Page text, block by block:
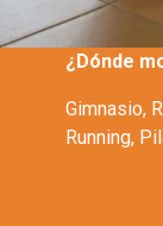
¿Dónde
Gimnasio,
Running,